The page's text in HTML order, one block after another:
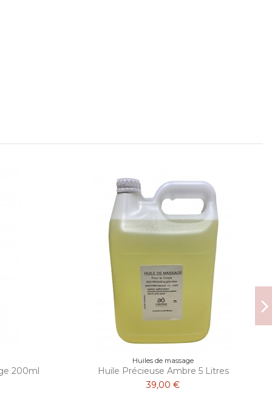
200ml
Huiles de massage
Huile Précieuse Ambre 5 Litres
39,00 €